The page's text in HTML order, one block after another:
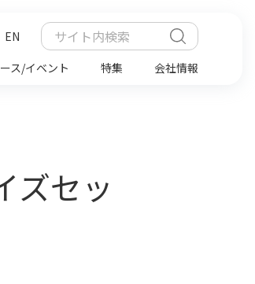
EN
ス/イベント 特集 会社情報
ズセッ